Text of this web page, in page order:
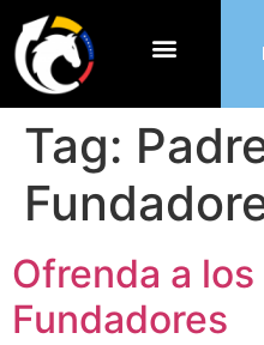
Tag:
Ofrenda a los
Fundadores